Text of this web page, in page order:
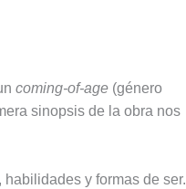
coming-of-age (género
sinopsis de la obra nos
y formas de ser.